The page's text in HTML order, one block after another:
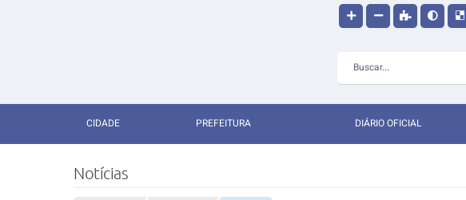
CIDADE PREFEITURA DIÁRIO OFICIAL
Notícias